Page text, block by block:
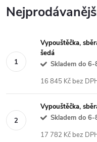
Vypouštěčka,
šedá
Skladem do
16 845 Kč bez
Vypouštěčka,
Skladem do
17 782 Kč bez